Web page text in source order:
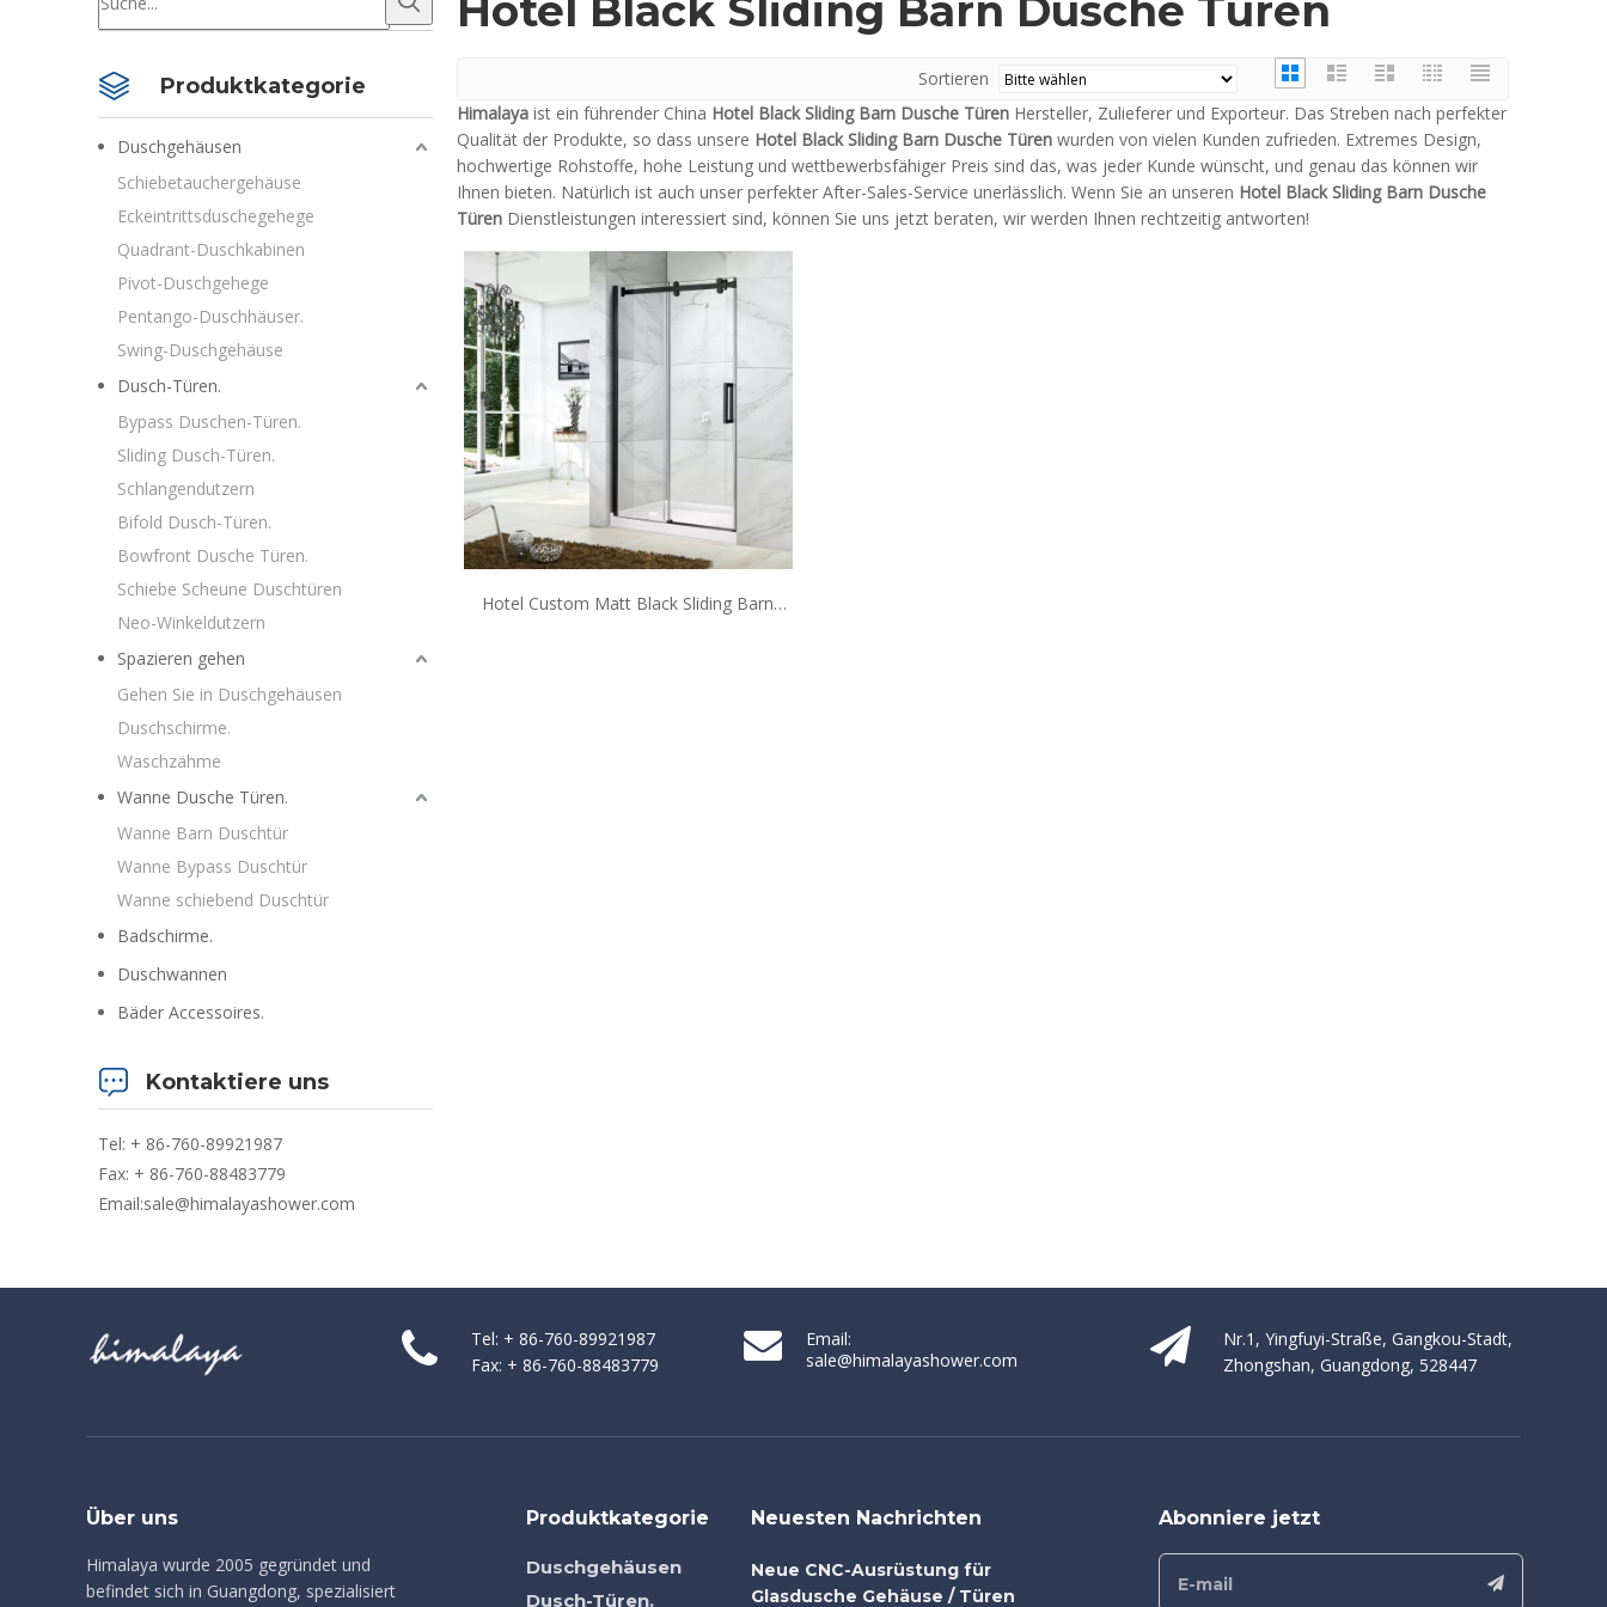
Produktkategorie
Duschgehäusen
Schiebetauchergehäuse
Eckeintrittsduschegehege
Quadrant-Duschkabinen
Pivot-Duschgehege
Pentango-Duschhäuser.
Swing-Duschgehäuse
Dusch-Türen.
Bypass Duschen-Türen.
Sliding Dusch-Türen.
Schlangendutzern
Bifold Dusch-Türen.
Bowfront Dusche Türen.
Schiebe Scheune Duschtüren
Neo-Winkeldutzern
Spazieren gehen
Gehen Sie in Duschgehäusen
Duschschirme.
Waschzähme
Wanne Dusche Türen.
Wanne Barn Duschtür
Wanne Bypass Duschtür
Wanne schiebend Duschtür
Badschirme.
Duschwannen
Bäder Accessoires.
Kontaktiere uns
Tel: + 86-760-89921987
Fax: + 86-760-88483779
Email:sale@himalayashower.com
Hotel Black Sliding Barn Dusche Türen
Sortieren
Himalaya ist ein führender China Hotel Black Sliding Barn Dusche Türen Hersteller, Zulieferer und Exporteur. Das Streben nach perfekter
Qualität der Produkte, so dass unsere Hotel Black Sliding Barn Dusche Türen wurden von vielen Kunden zufrieden. Extremes Design,
hochwertige Rohstoffe, hohe Leistung und wettbewerbsfähiger Preis sind das, was jeder Kunde wünscht, und genau das können wir
Ihnen bieten. Natürlich ist auch unser perfekter After-Sales-Service unerlässlich. Wenn Sie an unseren Hotel Black Sliding Barn Dusche
Türen Dienstleistungen interessiert sind, können Sie uns jetzt beraten, wir werden Ihnen rechtzeitig antworten!
Hotel Custom Matt Black Sliding Barn
Tel: + 86-760-89921987
Fax: + 86-760-88483779
Email:
sale@himalayashower.com
Nr.1, Yingfuyi-Straße, Gangkou-Stadt,
Zhongshan, Guangdong, 528447
Über uns
Himalaya wurde 2005 gegründet und
befindet sich in Guangdong, spezialisiert
Produktkategorie
Duschgehäusen
Dusch-Türen.
Neuesten Nachrichten
Neue CNC-Ausrüstung für
Glasdusche Gehäuse / Türen
Abonniere jetzt